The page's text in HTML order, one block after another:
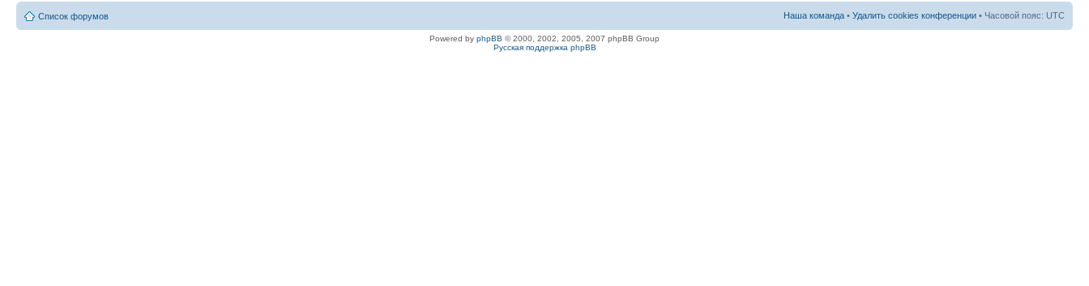
Список форумов Наша команда • Удалить cookies конференции • Часовой пояс: UTC
Powered by phpBB © 2000, 2002, 2005, 2007 phpBB Group
Русская поддержка phpBB